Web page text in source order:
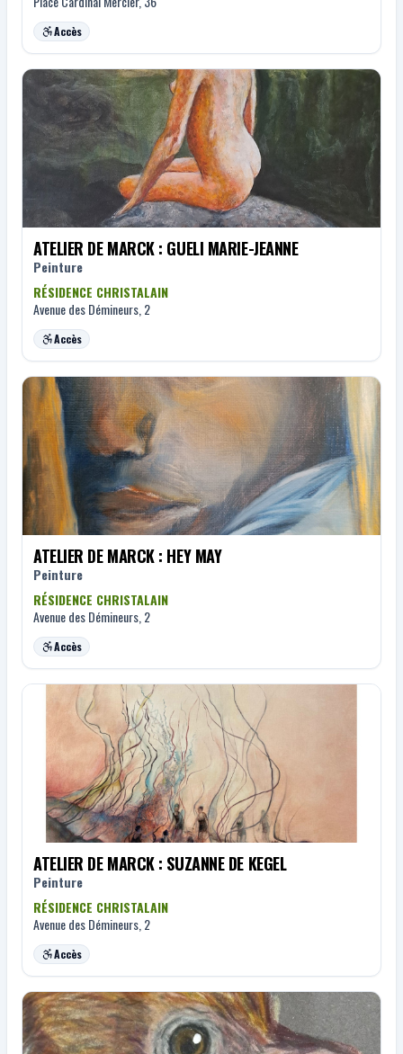
Accès
ATELIER DE MARCK : GUELI MARIE-JEANNE
Peinture
RÉSIDENCE CHRISTALAIN
Avenue des Démineurs, 2
Accès
ATELIER DE MARCK : HEY MAY
Peinture
RÉSIDENCE CHRISTALAIN
Avenue des Démineurs, 2
Accès
ATELIER DE MARCK : SUZANNE DE KEGEL
Peinture
RÉSIDENCE CHRISTALAIN
Avenue des Démineurs, 2
Accès